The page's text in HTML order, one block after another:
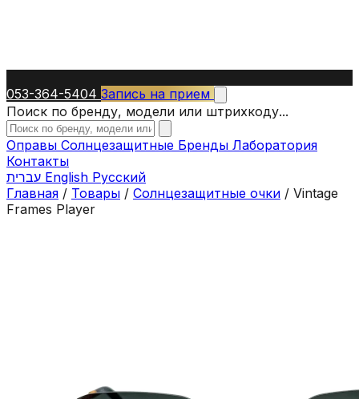
053-364-5404 Запись на прием
Поиск по бренду, модели или штрихкоду...
Оправы Солнцезащитные Бренды Лаборатория
Контакты
English Русский
Главная / Товары / Солнцезащитные очки / Vintage
Frames Player